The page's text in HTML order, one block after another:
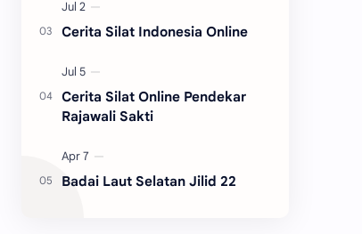
Cerita Silat Indonesia Online
Cerita Silat Online Pendekar
Rajawali Sakti
Badai Laut Selatan Jilid 22